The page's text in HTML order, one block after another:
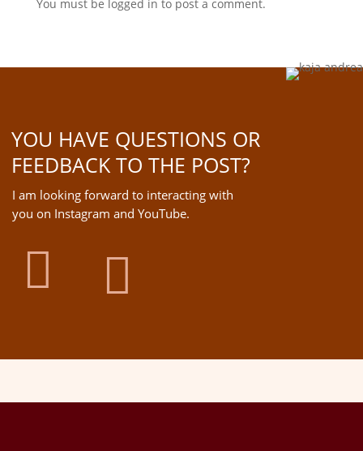
You must be logged in to post a comment.
YOU HAVE QUESTIONS OR
FEEDBACK TO THE POST?
I am looking forward to interacting with
you on Instagram and YouTube.
 